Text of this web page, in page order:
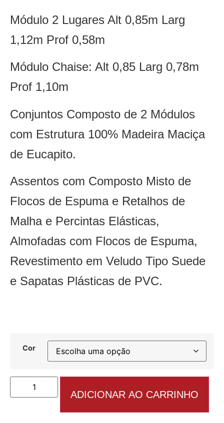
Módulo 2 Lugares Alt 0,85m Larg
1,12m Prof 0,58m
Módulo Chaise: Alt 0,85 Larg 0,78m
Prof 1,10m
Conjuntos Composto de 2 Módulos
com Estrutura 100% Madeira Maciça
de Eucapito.
Assentos com Composto Misto de
Flocos de Espuma e Retalhos de
Malha e Percintas Elásticas,
Almofadas com Flocos de Espuma,
Revestimento em Veludo Tipo Suede
e Sapatas Plásticas de PVC.
Cor
ADICIONAR AO CARRINHO